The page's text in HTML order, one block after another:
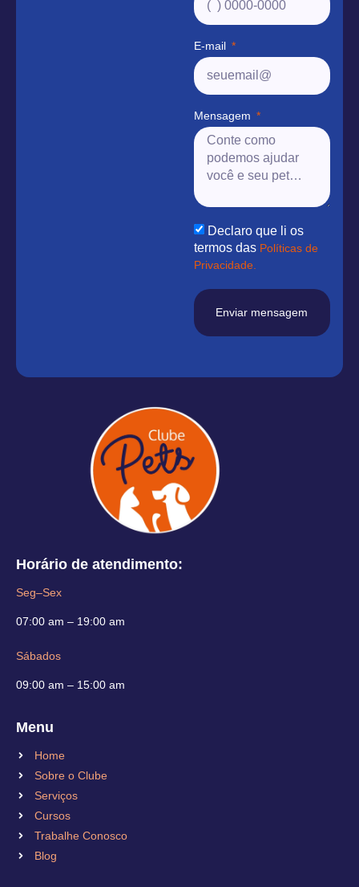
E-mail
Mensagem
Declaro que li os
termos das Políticas de
Privacidade.
Enviar mensagem
Horário de atendimento:
Seg–Sex
07:00 am – 19:00 am
Sábados
09:00 am – 15:00 am
Menu
Home
Sobre o Clube
Serviços
Cursos
Trabalhe Conosco
Blog